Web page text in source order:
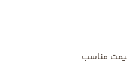
مناسب